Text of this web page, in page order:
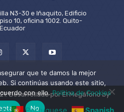
N3-30 e Iñaquito, Edificio
10, oficina 1002. Quito-
Ecuador
Desarrollado por El Megáfono by
que te damos la mejor
Si continúas usando este sitio,
con ello.Política de Cookies
No